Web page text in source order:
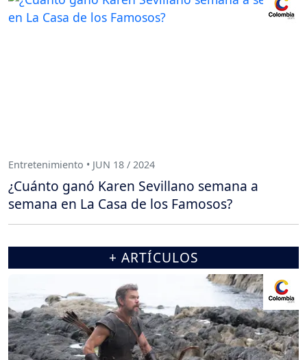
Entretenimiento • JUN 18 / 2024
¿Cuánto ganó Karen Sevillano semana a
semana en La Casa de los Famosos?
+ ARTÍCULOS